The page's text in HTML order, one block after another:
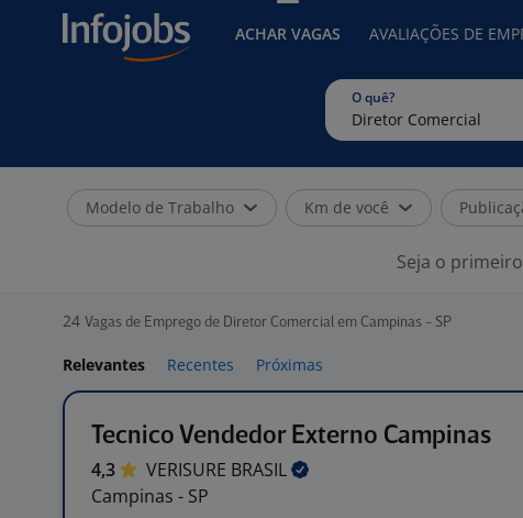
ACHAR VAGAS AVALIAÇÕES DE
O quê?
Modelo de Trabalho Km de você
Seja o
24 Vagas de Emprego de Diretor Comercial em Campinas - SP
Relevantes Recentes Próximas
Tecnico Vendedor Externo Campinas
4,3 VERISURE BRASIL
Campinas - SP